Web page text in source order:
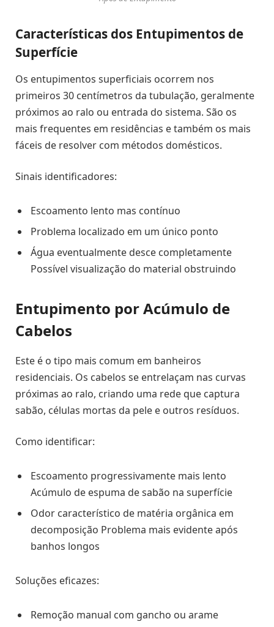
Características dos Entupimentos de
Superfície
Os entupimentos superficiais ocorrem nos
primeiros 30 centímetros da tubulação, geralmente
próximos ao ralo ou entrada do sistema. São os
mais frequentes em residências e também os mais
fáceis de resolver com métodos domésticos.
Sinais identificadores:
Escoamento lento mas contínuo
Problema localizado em um único ponto
Água eventualmente desce completamente
Possível visualização do material obstruindo
Entupimento por Acúmulo de
Cabelos
Este é o tipo mais comum em banheiros
residenciais. Os cabelos se entrelaçam nas curvas
próximas ao ralo, criando uma rede que captura
sabão, células mortas da pele e outros resíduos.
Como identificar:
Escoamento progressivamente mais lento
Acúmulo de espuma de sabão na superfície
Odor característico de matéria orgânica em
decomposição Problema mais evidente após
banhos longos
Soluções eficazes:
Remoção manual com gancho ou arame